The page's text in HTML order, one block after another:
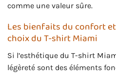
comme une valeur sûre.
Les bienfaits du confort
choix du T-shirt Miami
Si l’esthétique du T-shirt
légèreté sont des éléments